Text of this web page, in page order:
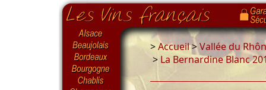
>Accueil>Vallée du
> La Bernardine Blanc